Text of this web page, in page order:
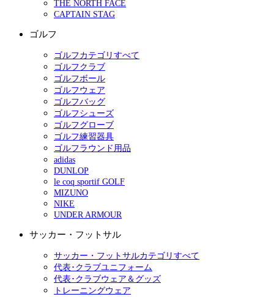
THE NORTH FACE
CAPTAIN STAG
ゴルフ
ゴルフカテゴリすべて
ゴルフクラブ
ゴルフボール
ゴルフウェア
ゴルフバッグ
ゴルフシューズ
ゴルフグローブ
ゴルフ練習器具
ゴルフラウンド用品
adidas
DUNLOP
le coq sportif GOLF
MIZUNO
NIKE
UNDER ARMOUR
サッカー・フットサル
サッカー・フットサルカテゴリすべて
代表･クラブユニフォーム
代表･クラブウェア＆グッズ
トレーニングウェア